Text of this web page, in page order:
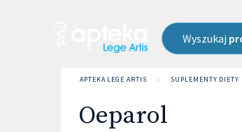
Wyszukaj
APTEKA LEGE ARTIS › SUPLEMENTY DIETY
Oeparol